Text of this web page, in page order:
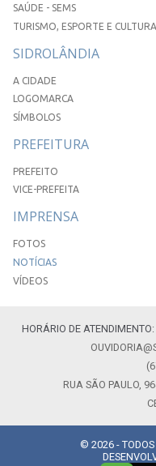
SAÚDE - SEMS
TURISMO, ESPORTE E
SIDROLÂNDIA
A CIDADE
LOGOMARCA
SÍMBOLOS
PREFEITURA
PREFEITO
VICE-PREFEITA
IMPRENSA
FOTOS
NOTÍCIAS
VÍDEOS
HORÁRIO DE
RUA SÃO PAULO,
© 2026 - TODOS